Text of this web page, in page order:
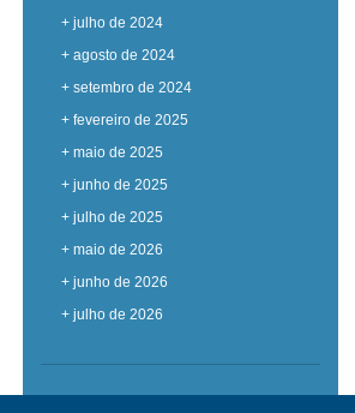
+ julho de 2024
+ agosto de 2024
+ setembro de 2024
+ fevereiro de 2025
+ maio de 2025
+ junho de 2025
+ julho de 2025
+ maio de 2026
+ junho de 2026
+ julho de 2026